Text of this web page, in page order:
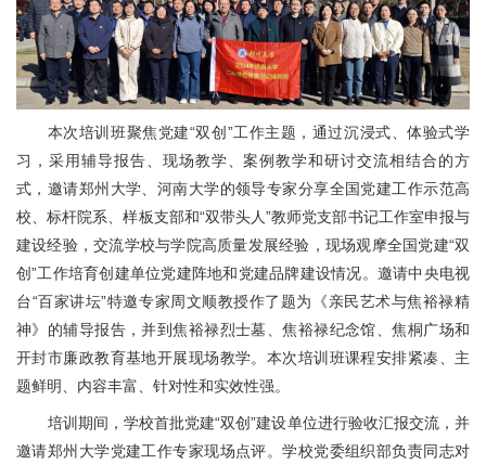
本次培训班聚焦党建“双创”工作主题，通过沉浸式、体验式学
习，采用辅导报告、现场教学、案例教学和研讨交流相结合的方
式，邀请郑州大学、河南大学的领导专家分享全国党建工作示范高
校、标杆院系、样板支部和“双带头人”教师党支部书记工作室申报与
建设经验，交流学校与学院高质量发展经验，现场观摩全国党建“双
创”工作培育创建单位党建阵地和党建品牌建设情况。邀请中央电视
台“百家讲坛”特邀专家周文顺教授作了题为《亲民艺术与焦裕禄精
神》的辅导报告，并到焦裕禄烈士墓、焦裕禄纪念馆、焦桐广场和
开封市廉政教育基地开展现场教学。本次培训班课程安排紧凑、主
题鲜明、内容丰富、针对性和实效性强。
培训期间，学校首批党建“双创”建设单位进行验收汇报交流，并
邀请郑州大学党建工作专家现场点评。学校党委组织部负责同志对